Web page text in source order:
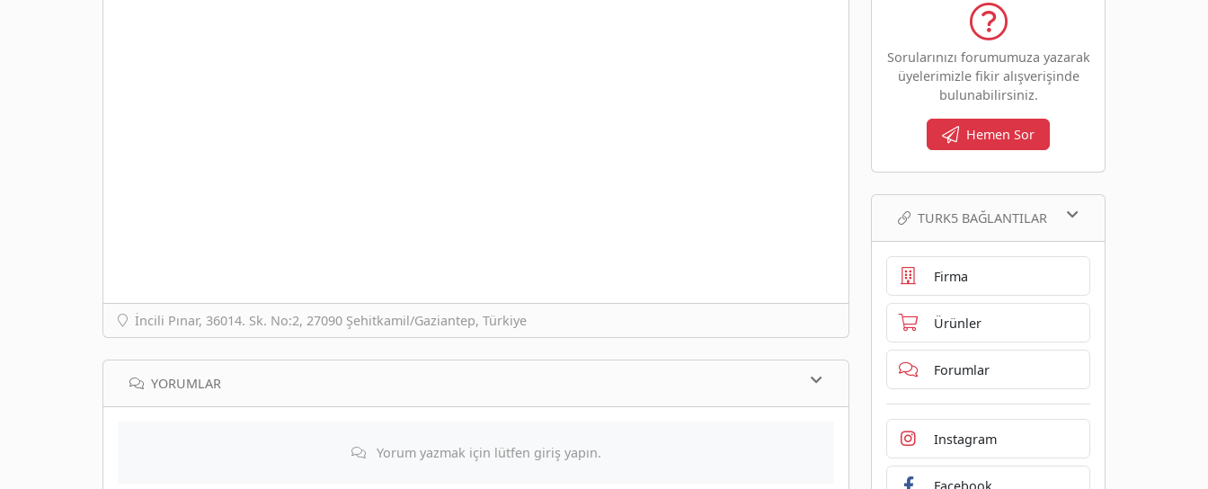
İncili Pınar, 36014. Sk. No:2, 27090 Şehitkamil/Gaziantep, Türkiye
YORUMLAR
Yorum yazmak için lütfen giriş yapın.
Sorularınızı forumumuza yazarak
üyelerimizle fikir alışverişinde
bulunabilirsiniz.
Hemen Sor
TURK5 BAĞLANTILAR
Firma
Ürünler
Forumlar
Instagram